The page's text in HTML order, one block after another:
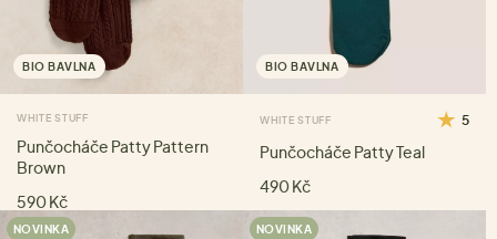
BIO BAVLNA
WHITE STUFF
Punčocháče Patty Pattern
Brown
590 Kč
BIO BAVLNA
WHITE STUFF 5
Punčocháče Patty Teal
490 Kč
NOVINKA NOVINKA